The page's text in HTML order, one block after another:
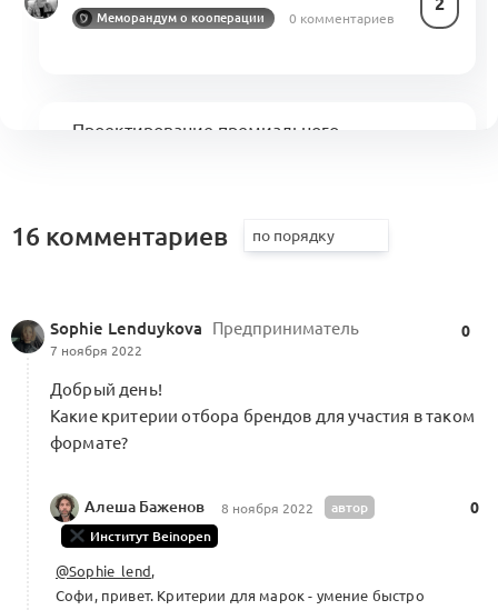
Меморандум о кооперации 0 комментариев
Проектирование премиального
Хакатон 2023 0 комментариев
Разговор с Виталием Плисовым о том,
как работает агентство
0 комментариев
Шортлист участников Хакатона, сезон
FW24
16 комментариев
Sophie Lenduykova Предприниматель
7 ноября 2022
0
Добрый день!
Какие критерии отбора брендов для участия в таком
формате?
Алеша Баженов 8 ноября 2022
автор
Институт Beinopen
0
@Sophie_lend,
Софи, привет. Критерии для марок - умение быстро